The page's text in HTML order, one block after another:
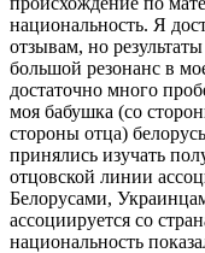
национальность. Я
отзывам, но
большой резонанс в
достаточно много
моя бабушка (со
стороны отца)
принялись изучать
отцовской линии
Белорусами,
ассоциируется со
национальность